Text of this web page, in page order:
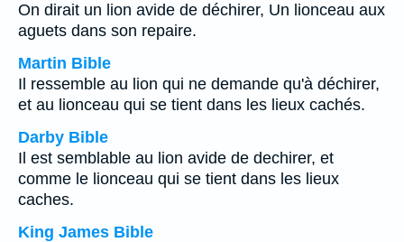
On dirait un lion avide de déchirer, Un lionceau aux
aguets dans son repaire.
Martin Bible
Il ressemble au lion qui ne demande qu'à déchirer,
et au lionceau qui se tient dans les lieux cachés.
Darby Bible
Il est semblable au lion avide de dechirer, et
comme le lionceau qui se tient dans les lieux
caches.
King James Bible